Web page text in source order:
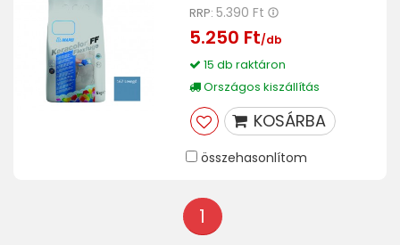
RRP: 5.390 Ft
5.250 Ft/db
15 db raktáron
Országos kiszállítás
KOSÁRBA
összehasonlítom
1